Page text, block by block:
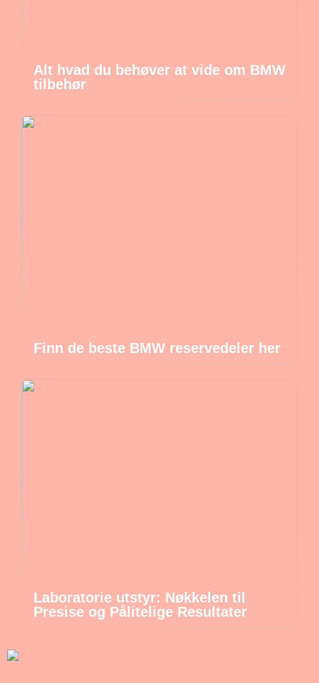
Alt hvad du behøver at vide om BMW
tilbehør
Finn de beste BMW reservedeler her
Laboratorie utstyr: Nøkkelen til
Presise og Pålitelige Resultater